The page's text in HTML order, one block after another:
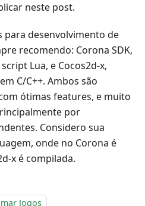
neste post.
para desenvolvimento de
recomendo: Corona SDK,
Lua, e Cocos2d-x,
C/C++. Ambos são
ótimas features, e muito
por
Considero sua
onde no Corona é
x é compilada.
Jogos